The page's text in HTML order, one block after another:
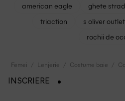
american eagle
ghete
triaction
s oliver outlet
rochii de
Femei Lenjerie Costume baie
INSCRIERE